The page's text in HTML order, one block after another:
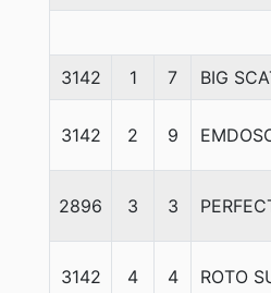
3142 1 7 BIG
3142 2 9
2896 3 3
3142 4 4 ROTO